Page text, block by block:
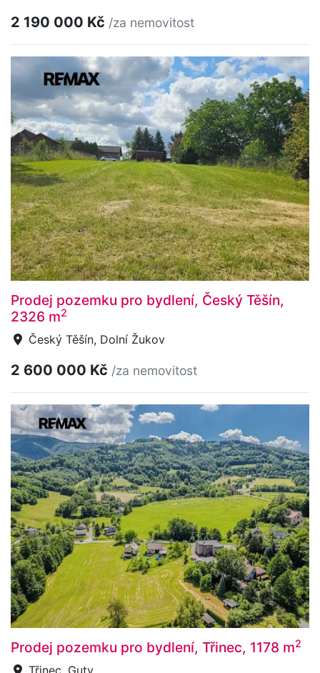
2 190 000 Kč /za nemovitost
Prodej pozemku pro bydlení, Český Těšín,
2326 m2
Český Těšín, Dolní Žukov
2 600 000 Kč /za nemovitost
Prodej pozemku pro bydlení, Třinec, 1178 m2